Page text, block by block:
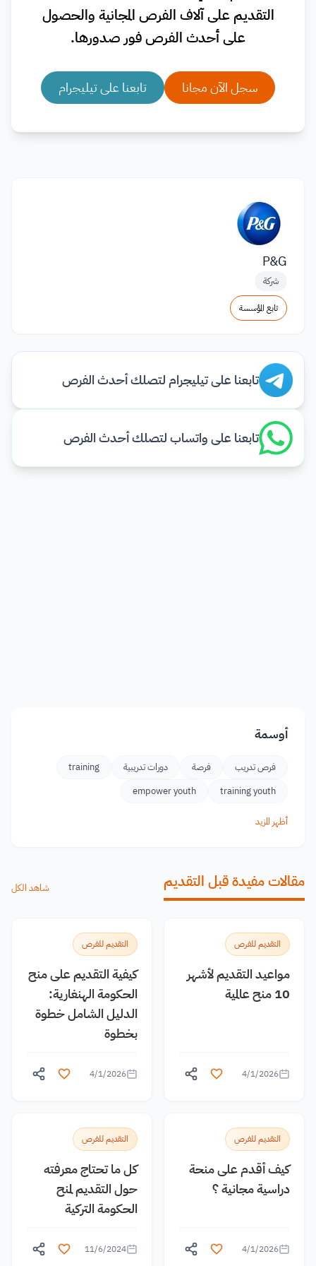
التقديم على آلاف الفرص المجانية والحصول
على أحدث الفرص فور صدورها.
سجل الآن مجانا تابعنا على تيليجرام
P&G
شركة
تابع المؤسسة
تابعنا على تيليجرام لتصلك أحدث الفرص
تابعنا على واتساب لتصلك أحدث الفرص
أوسمة
فرص تدريب فرصة دورات تدريبية
training
training youth
empower youth
أظهر المزيد
مقالات مفيدة قبل التقديم شاهد الكل
التقديم للفرص
مواعيد التقديم لأشهر
10 منح عالمية
4/1/2026
التقديم للفرص
كيفية التقديم على منح
الحكومة الهنغارية:
الدليل الشامل خطوة
بخطوة
4/1/2026
التقديم للفرص
كيف أقدم على منحة
دراسية مجانية ؟
4/1/2026
التقديم للفرص
كل ما تحتاج معرفته
حول التقديم لمنح
الحكومة التركية
11/6/2024